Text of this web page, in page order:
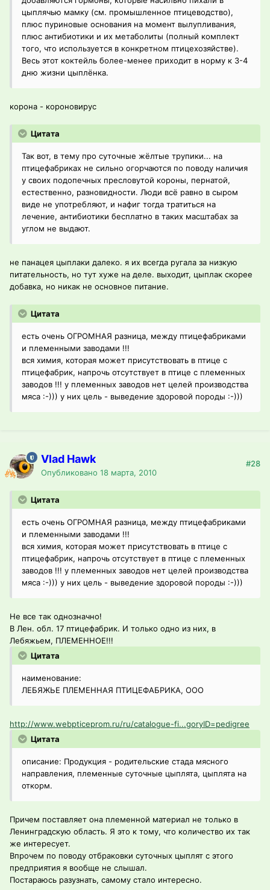
цыплячью мамку (см. промышленное птицеводство),
плюс пуриновые основания на момент вылупливания,
плюс антибиотики и их метаболиты (полный комплект
того, что используется в конкретном птицехозяйстве).
Весь этот коктейль более-менее приходит в норму к 3-4
дню жизни цыплёнка.
корона - короновирус
Цитата
Так вот, в тему про суточные жёлтые трупики... на
птицефабриках не сильно огорчаются по поводу наличия
у своих подопечных пресловутой короны, пернатой,
естественно, разновидности. Люди всё равно в сыром
виде не употребляют, и нафиг тогда тратиться на
лечение, антибиотики бесплатно в таких масштабах за
углом не выдают.
не панацея цыплаки далеко. я их всегда ругала за низкую
питательность, но тут хуже на деле. выходит, цыплак скорее
добавка, но никак не основное питание.
Цитата
есть очень ОГРОМНАЯ разница, между птицефабриками
и племенными заводами !!!
вся химия, которая может присутствовать в птице с
птицефабрик, напрочь отсутствует в птице с племенных
заводов !!! у племенных заводов нет целей производства
мяса :-))) у них цель - выведение здоровой породы :-)))
Vlad Hawk
Опубликовано 18 марта, 2010
#28
Цитата
есть очень ОГРОМНАЯ разница, между птицефабриками
и племенными заводами !!!
вся химия, которая может присутствовать в птице с
птицефабрик, напрочь отсутствует в птице с племенных
заводов !!! у племенных заводов нет целей производства
мяса :-))) у них цель - выведение здоровой породы :-)))
Не все так однозначно!
В Лен. обл. 17 птицефабрик. И только одно из них, в
Лебяжьем, ПЛЕМЕННОЕ!!!
Цитата
наименование:
ЛЕБЯЖЬЕ ПЛЕМЕННАЯ ПТИЦЕФАБРИКА, ООО
http://www.webpticeprom.ru/ru/catalogue-fi...goryID=pedigree
Цитата
описание: Продукция - родительские стада мясного
направления, племенные суточные цыплята, цыплята на
откорм.
Причем поставляет она племенной материал не только в
Ленинградскую область. Я это к тому, что количество их так
же интересует.
Впрочем по поводу отбраковки суточных цыплят с этого
предприятия я вообще не слышал.
Постараюсь разузнать, самому стало интересно.